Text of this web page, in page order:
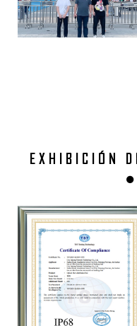
EXHIBICIÓN